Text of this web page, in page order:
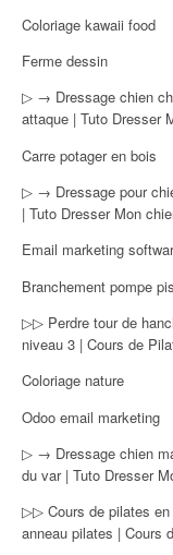
Coloriage kawaii food
Ferme dessin
▷ → Dressage chien
attaque | Tuto Dresser
Carre potager en bois
▷ → Dressage pour
| Tuto Dresser Mon
Email marketing
Branchement pompe
▷▷ Perdre tour de
niveau 3 | Cours de
Coloriage nature
Odoo email marketing
▷ → Dressage chien
du var | Tuto Dresser
▷▷ Cours de pilates
anneau pilates | Cours